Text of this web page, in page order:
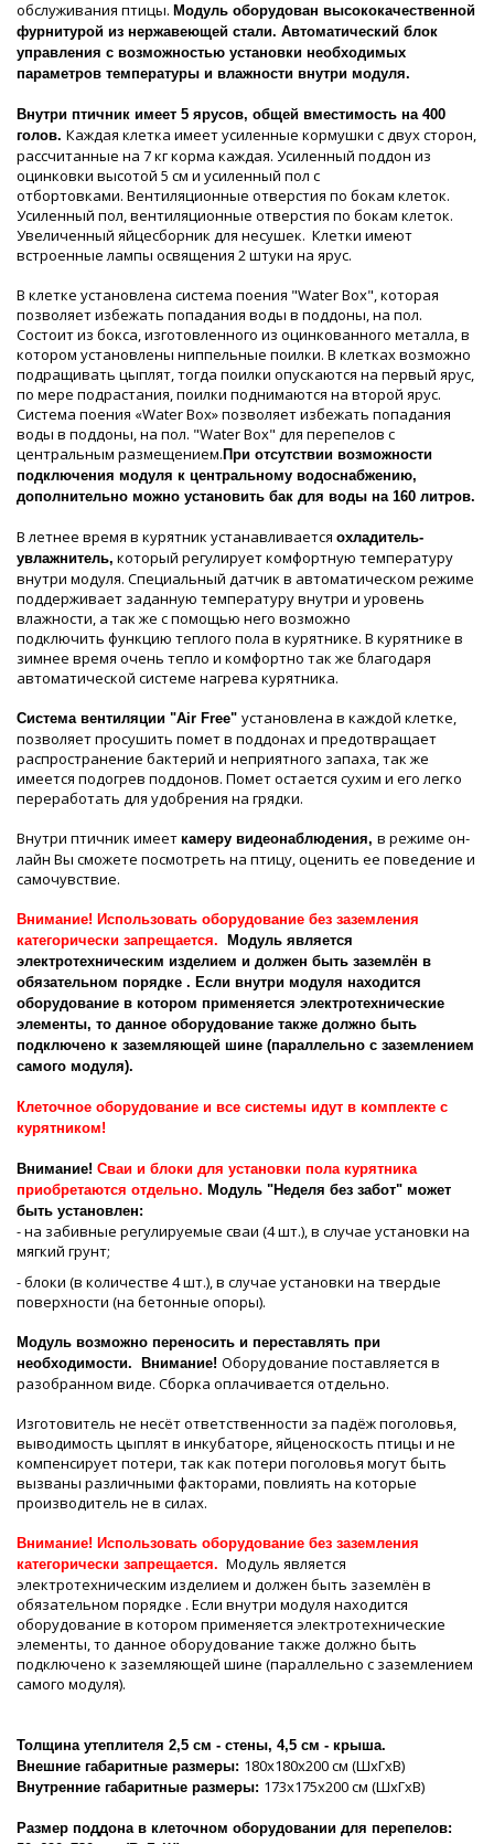
обслуживания птицы. Модуль оборудован высококачественной
фурнитурой из нержавеющей стали. Автоматический блок
управления с возможностью установки необходимых
параметров температуры и влажности внутри модуля.
Внутри птичник имеет 5 ярусов, общей вместимость на 400
голов. Каждая клетка имеет усиленные кормушки с двух сторон,
рассчитанные на 7 кг корма каждая. Усиленный поддон из
оцинковки высотой 5 см и усиленный пол с
отбортовками. Вентиляционные отверстия по бокам клеток.
Усиленный пол, вентиляционные отверстия по бокам клеток.
Увеличенный яйцесборник для несушек. Клетки имеют
встроенные лампы освящения 2 штуки на ярус.
В клетке установлена система поения "Water Box", которая
позволяет избежать попадания воды в поддоны, на пол.
Состоит из бокса, изготовленного из оцинкованного металла, в
котором установлены ниппельные поилки. В клетках возможно
подращивать цыплят, тогда поилки опускаются на первый ярус,
по мере подрастания, поилки поднимаются на второй ярус.
Система поения «Water Box» позволяет избежать попадания
воды в поддоны, на пол. "Water Box" для перепелов с
центральным размещением. При отсутствии возможности
подключения модуля к центральному водоснабжению,
дополнительно можно установить бак для воды на 160 литров.
В летнее время в курятник устанавливается охладитель-
увлажнитель, который регулирует комфортную температуру
внутри модуля. Специальный датчик в автоматическом режиме
поддерживает заданную температуру внутри и уровень
влажности, а так же с помощью него возможно
подключить функцию теплого пола в курятнике. В курятнике в
зимнее время очень тепло и комфортно так же благодаря
автоматической системе нагрева курятника.
Система вентиляции "Air Free" установлена в каждой клетке,
позволяет просушить помет в поддонах и предотвращает
распространение бактерий и неприятного запаха, так же
имеется подогрев поддонов. Помет остается сухим и его легко
переработать для удобрения на грядки.
Внутри птичник имеет камеру видеонаблюдения, в режиме он-
лайн Вы сможете посмотреть на птицу, оценить ее поведение и
самочувствие.
Внимание! Использовать оборудование без заземления
категорически запрещается.
Модуль является
электротехническим изделием и должен быть заземлён в
обязательном порядке . Если внутри модуля находится
оборудование в котором применяется электротехнические
элементы, то данное оборудование также должно быть
подключено к заземляющей шине (параллельно с заземлением
самого модуля).
Клеточное оборудование и все системы идут в комплекте с
курятником!
Внимание! Сваи и блоки для установки пола курятника
приобретаются отдельно. Модуль "Неделя без забот" может
быть установлен:
- на забивные регулируемые сваи (4 шт.), в случае установки на
мягкий грунт;
- блоки (в количестве 4 шт.), в случае установки на твердые
поверхности (на бетонные опоры).
Модуль возможно переносить и переставлять при
необходимости. Внимание! Оборудование поставляется в
разобранном виде. Сборка оплачивается отдельно.
Изготовитель не несёт ответственности за падёж поголовья,
выводимость цыплят в инкубаторе, яйценоскость птицы и не
компенсирует потери, так как потери поголовья могут быть
вызваны различными факторами, повлиять на которые
производитель не в силах.
Внимание! Использовать оборудование без заземления
категорически запрещается. Модуль является
электротехническим изделием и должен быть заземлён в
обязательном порядке . Если внутри модуля находится
оборудование в котором применяется электротехнические
элементы, то данное оборудование также должно быть
подключено к заземляющей шине (параллельно с заземлением
самого модуля).
Толщина утеплителя 2,5 см - стены, 4,5 см - крыша.
Внешние габаритные размеры: 180х180х200 см (ШхГхВ)
Внутренние габаритные размеры: 173х175х200 см (ШхГхВ)
Размер поддона в клеточном оборудовании для перепелов: